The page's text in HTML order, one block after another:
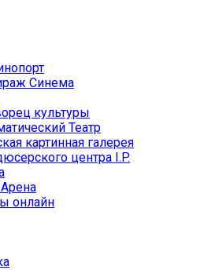
Синема
культуры
Театр
картинная галерея
центра I.P.
онлайн